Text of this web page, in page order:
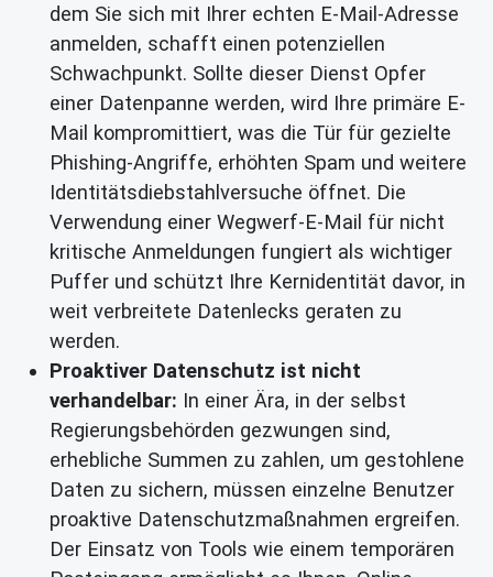
dem Sie sich mit Ihrer echten E-Mail-Adresse
anmelden, schafft einen potenziellen
Schwachpunkt. Sollte dieser Dienst Opfer
einer Datenpanne werden, wird Ihre primäre E-
Mail kompromittiert, was die Tür für gezielte
Phishing-Angriffe, erhöhten Spam und weitere
Identitätsdiebstahlversuche öffnet. Die
Verwendung einer Wegwerf-E-Mail für nicht
kritische Anmeldungen fungiert als wichtiger
Puffer und schützt Ihre Kernidentität davor, in
weit verbreitete Datenlecks geraten zu
werden.
Proaktiver Datenschutz ist nicht
verhandelbar: In einer Ära, in der selbst
Regierungsbehörden gezwungen sind,
erhebliche Summen zu zahlen, um gestohlene
Daten zu sichern, müssen einzelne Benutzer
proaktive Datenschutzmaßnahmen ergreifen.
Der Einsatz von Tools wie einem temporären